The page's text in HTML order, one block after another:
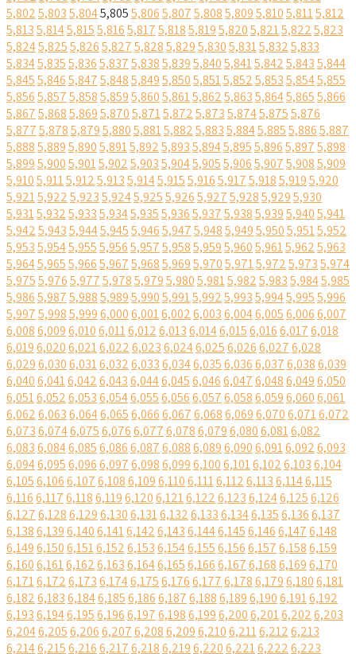
5,8025,8035,8045,8055,8065,8075,8085,8095,8105,8115,812
5,8135,8145,8155,8165,8175,8185,8195,8205,8215,8225,823
5,8245,8255,8265,8275,8285,8295,8305,8315,8325,833
5,8345,8355,8365,8375,8385,8395,8405,8415,8425,8435,844
5,8455,8465,8475,8485,8495,8505,8515,8525,8535,8545,855
5,8565,8575,8585,8595,8605,8615,8625,8635,8645,8655,866
5,8675,8685,8695,8705,8715,8725,8735,8745,8755,876
5,8775,8785,8795,8805,8815,8825,8835,8845,8855,8865,887
5,8885,8895,8905,8915,8925,8935,8945,8955,8965,8975,898
5,8995,9005,9015,9025,9035,9045,9055,9065,9075,9085,909
5,9105,9115,9125,9135,9145,9155,9165,9175,9185,9195,920
5,9215,9225,9235,9245,9255,9265,9275,9285,9295,930
5,9315,9325,9335,9345,9355,9365,9375,9385,9395,9405,941
5,9425,9435,9445,9455,9465,9475,9485,9495,9505,9515,952
5,9535,9545,9555,9565,9575,9585,9595,9605,9615,9625,963
5,9645,9655,9665,9675,9685,9695,9705,9715,9725,9735,974
5,9755,9765,9775,9785,9795,9805,9815,9825,9835,9845,985
5,9865,9875,9885,9895,9905,9915,9925,9935,9945,9955,996
5,9975,9985,9996,0006,0016,0026,0036,0046,0056,0066,007
6,0086,0096,0106,0116,0126,0136,0146,0156,0166,0176,018
6,0196,0206,0216,0226,0236,0246,0256,0266,0276,028
6,0296,0306,0316,0326,0336,0346,0356,0366,0376,0386,039
6,0406,0416,0426,0436,0446,0456,0466,0476,0486,0496,050
6,0516,0526,0536,0546,0556,0566,0576,0586,0596,0606,061
6,0626,0636,0646,0656,0666,0676,0686,0696,0706,0716,072
6,0736,0746,0756,0766,0776,0786,0796,0806,0816,082
6,0836,0846,0856,0866,0876,0886,0896,0906,0916,0926,093
6,0946,0956,0966,0976,0986,0996,1006,1016,1026,1036,104
6,1056,1066,1076,1086,1096,1106,1116,1126,1136,1146,115
6,1166,1176,1186,1196,1206,1216,1226,1236,1246,1256,126
6,1276,1286,1296,1306,1316,1326,1336,1346,1356,1366,137
6,1386,1396,1406,1416,1426,1436,1446,1456,1466,1476,148
6,1496,1506,1516,1526,1536,1546,1556,1566,1576,1586,159
6,1606,1616,1626,1636,1646,1656,1666,1676,1686,1696,170
6,1716,1726,1736,1746,1756,1766,1776,1786,1796,1806,181
6,1826,1836,1846,1856,1866,1876,1886,1896,1906,1916,192
6,1936,1946,1956,1966,1976,1986,1996,2006,2016,2026,203
6,2046,2056,2066,2076,2086,2096,2106,2116,2126,213
6,2146,2156,2166,2176,2186,2196,2206,2216,2226,223